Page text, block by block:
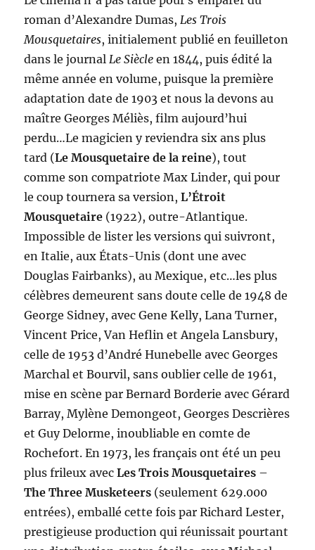
roman d’Alexandre Dumas,Les Trois
Mousquetaires, initialement publié en feuilleton
dans le journal Le Siècle en 1844, puis édité la
même année en volume, puisque la première
adaptation date de 1903 et nous la devons au
maître Georges Méliès, film aujourd’hui
perdu…Le magicien y reviendra six ans plus
tard (Le Mousquetaire de la reine), tout
comme son compatriote Max Linder, qui pour
le coup tournera sa version,L’Étroit
Mousquetaire (1922), outre-Atlantique.
Impossible de lister les versions qui suivront,
en Italie, aux États-Unis (dont une avec
Douglas Fairbanks), au Mexique, etc…les plus
célèbres demeurent sans doute celle de 1948 de
George Sidney, avec Gene Kelly, Lana Turner,
Vincent Price, Van Heflin et Angela Lansbury,
celle de 1953 d’André Hunebelle avec Georges
Marchal et Bourvil, sans oublier celle de 1961,
mise en scène par Bernard Borderie avec Gérard
Barray, Mylène Demongeot, Georges Descrières
et Guy Delorme, inoubliable en comte de
Rochefort. En 1973, les français ont été un peu
plus frileux avecLes Trois Mousquetaires –
The Three Musketeers (seulement 629.000
entrées), emballé cette fois par Richard Lester,
prestigieuse production qui réunissait pourtant